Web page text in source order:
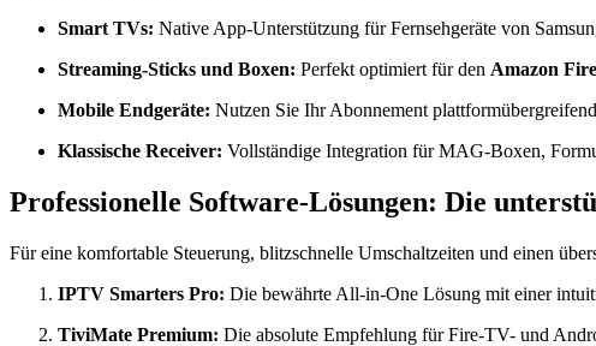
Smart TVs: Native App-Unterstützung für Fernsehgeräte von
Streaming-Sticks und Boxen: Perfekt optimiert für den Amazon
Mobile Endgeräte: Nutzen Sie Ihr Abonnement
Klassische Receiver: Vollständige Integration für MAG-Boxen,
Professionelle Software-Lösungen: Die
Für eine komfortable Steuerung, blitzschnelle Umschaltzeiten und einen
IPTV Smarters Pro: Die bewährte All-in-One Lösung mit einer
TiviMate Premium: Die absolute Empfehlung für Fire-TV- und